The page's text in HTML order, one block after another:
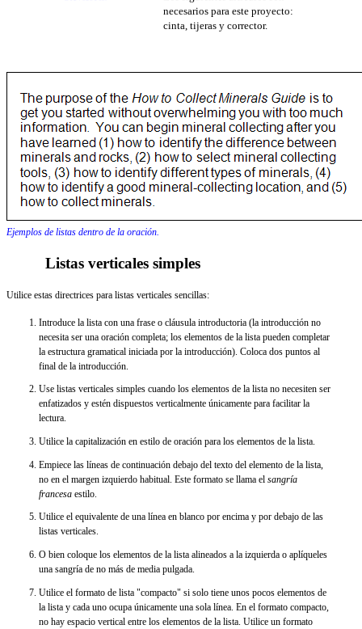
necesarios para este proyecto:
cinta, tijeras y corrector.
Ejemplos de listas dentro de la oración.
Listas verticales simples
Utilice estas directrices para listas verticales sencillas:
Introduce la lista con una frase o cláusula introductoria (la introducción no
necesita ser una oración completa; los elementos de la lista pueden completar
la estructura gramatical iniciada por la introducción). Coloca dos puntos al
final de la introducción.
Use listas verticales simples cuando los elementos de la lista no necesiten ser
enfatizados y estén dispuestos verticalmente únicamente para facilitar la
lectura.
Utilice la capitalización en estilo de oración para los elementos de la lista.
Empiece las líneas de continuación debajo del texto del elemento de la lista,
no en el margen izquierdo habitual. Este formato se llama el sangría
francesa estilo.
Utilice el equivalente de una línea en blanco por encima y por debajo de las
listas verticales.
O bien coloque los elementos de la lista alineados a la izquierda o aplíqueles
una sangría de no más de media pulgada.
Utilice el formato de lista "compacto" si solo tiene unos pocos elementos de
la lista y cada uno ocupa únicamente una sola línea. En el formato compacto,
no hay espacio vertical entre los elementos de la lista. Utilice un formato